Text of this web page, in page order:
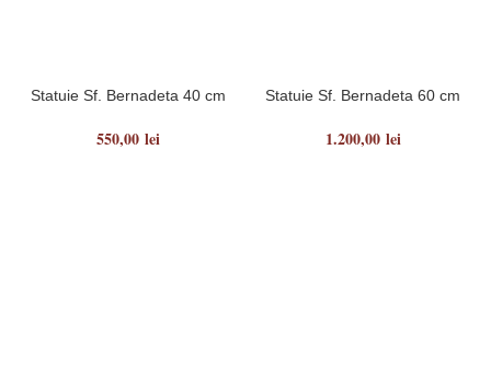
Statuie Sf. Bernadeta 40 cm
550,00 lei
Statuie Sf. Bernadeta 60 cm
1.200,00 lei